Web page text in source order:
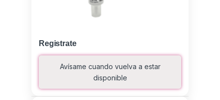
Registrate
Avísame cuando vuelva a estar
disponible